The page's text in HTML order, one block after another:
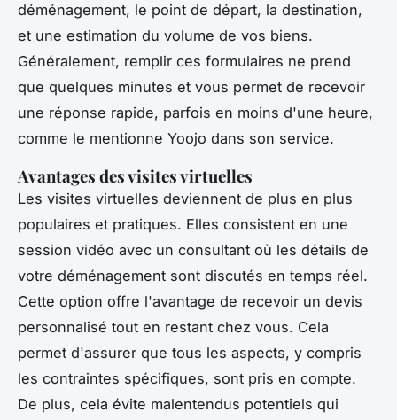
déménagement, le point de départ, la destination,
et une estimation du volume de vos biens.
Généralement, remplir ces formulaires ne prend
que quelques minutes et vous permet de recevoir
une réponse rapide, parfois en moins d'une heure,
comme le mentionne Yoojo dans son service.
Avantages des visites virtuelles
Les visites virtuelles deviennent de plus en plus
populaires et pratiques. Elles consistent en une
session vidéo avec un consultant où les détails de
votre déménagement sont discutés en temps réel.
Cette option offre l'avantage de recevoir un devis
personnalisé tout en restant chez vous. Cela
permet d'assurer que tous les aspects, y compris
les contraintes spécifiques, sont pris en compte.
De plus, cela évite malentendus potentiels qui